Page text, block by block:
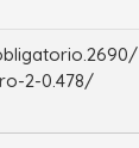
2-0.478/